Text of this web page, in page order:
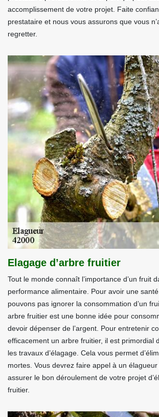
accomplissement de votre projet. Faite
prestataire et nous vous assurons que vous
regretter.
Elagage d’arbre fruitier
Tout le monde connaît l’importance d’un fruit
performance alimentaire. Pour avoir une
pouvons pas ignorer la consommation d’un
arbre fruitier est une bonne idée pour
devoir dépenser de l’argent. Pour entretenir
efficacement un arbre fruitier, il est primordial
les travaux d’élagage. Cela vous permet
mortes. Vous devrez faire appel à un
assurer le bon déroulement de votre projet
fruitier.